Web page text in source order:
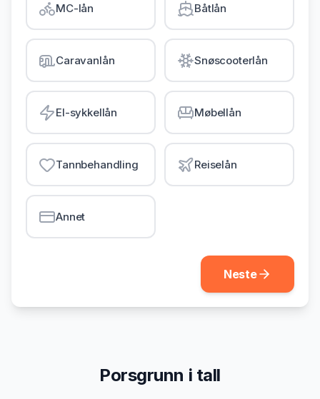
Gjeldsordning
Inkassohjelp
LÅN & KREDITT
Smålån
Lån uten sikkerhet
Kredittkort
Lån på dagen
MC-lån Båtlån
Caravanlån Snøscooterlån
El-sykkellån Møbellån
Tannbehandling Reiselån
Annet
Neste
Porsgrunn i tall